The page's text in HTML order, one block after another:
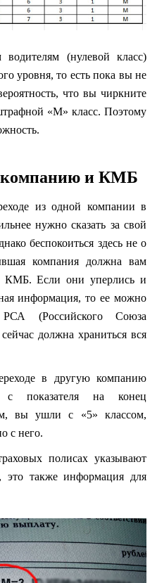
(нулевой класс)
уровня, то есть пока вы не
что вы чиркните
«M» класс. Поэтому
компанию и КМБ
из одной компании в
нужно сказать за свой
беспокоиться здесь не о
компания должна вам
КМБ. Если они уперлись и
информация, то ее можно
РСА (Российского Союза
должна храниться вся
в другую компанию
с показателя на конец
вы ушли с «5» классом,
с него.
полисах указывают
также информация для